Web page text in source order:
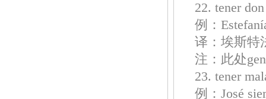
22. tener
例：
译：埃斯特
注：此处
23. tener
例：José